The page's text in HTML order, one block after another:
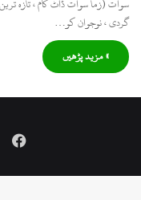
گردی ، نوجوان کو…
» مزید پڑھیں